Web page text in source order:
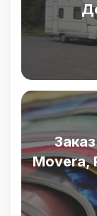
Movera,